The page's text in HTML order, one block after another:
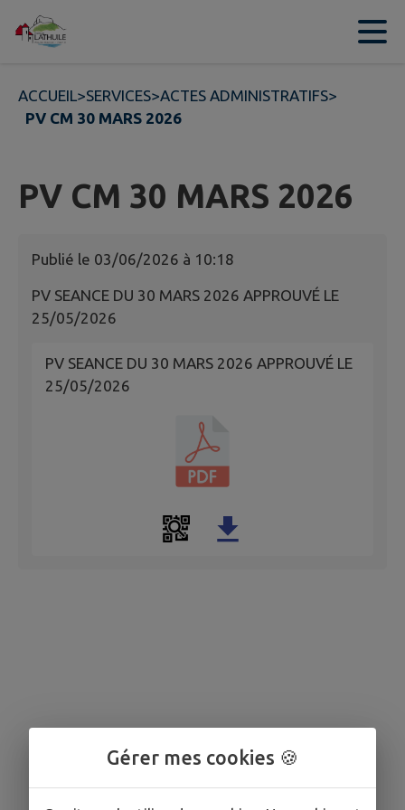
Contenu
ACCUEIL>SERVICES>ACTES ADMINISTRATIFS>
PV CM 30 MARS 2026
PV CM 30 MARS 2026
Publié le 03/06/2026 à 10:18
PV SEANCE DU 30 MARS 2026 APPROUVÉ LE
25/05/2026
PV SEANCE DU 30 MARS 2026 APPROUVÉ LE
25/05/2026
Gérer mes cookies 🍪